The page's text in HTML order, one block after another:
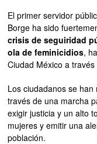
El primer servidor
Borge ha sido
crisis de seguiridad
ola de feminicidios,
Ciudad México a
Los ciudadanos se
través de una marcha
exigir justicia y un alto
mujeres y emitir una
población.